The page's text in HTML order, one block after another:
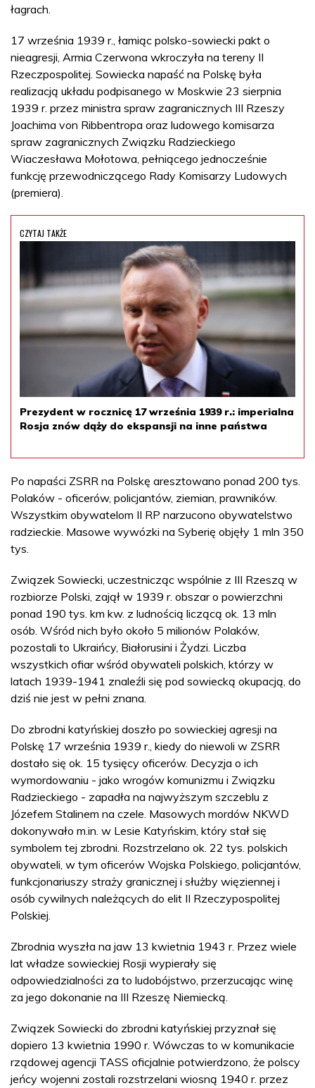
łagrach.
17 września 1939 r., łamiąc polsko-sowiecki pakt o
nieagresji, Armia Czerwona wkroczyła na tereny II
Rzeczpospolitej. Sowiecka napaść na Polskę była
realizacją układu podpisanego w Moskwie 23 sierpnia
1939 r. przez ministra spraw zagranicznych III Rzeszy
Joachima von Ribbentropa oraz ludowego komisarza
spraw zagranicznych Związku Radzieckiego
Wiaczesława Mołotowa, pełniącego jednocześnie
funkcję przewodniczącego Rady Komisarzy Ludowych
(premiera).
CZYTAJ TAKŻE
Prezydent w rocznicę 17 września 1939 r.: imperialna
Rosja znów dąży do ekspansji na inne państwa
Po napaści ZSRR na Polskę aresztowano ponad 200 tys.
Polaków - oficerów, policjantów, ziemian, prawników.
Wszystkim obywatelom II RP narzucono obywatelstwo
radzieckie. Masowe wywózki na Syberię objęły 1 mln 350
tys.
Związek Sowiecki, uczestnicząc wspólnie z III Rzeszą w
rozbiorze Polski, zajął w 1939 r. obszar o powierzchni
ponad 190 tys. km kw. z ludnością liczącą ok. 13 mln
osób. Wśród nich było około 5 milionów Polaków,
pozostali to Ukraińcy, Białorusini i Żydzi. Liczba
wszystkich ofiar wśród obywateli polskich, którzy w
latach 1939-1941 znaleźli się pod sowiecką okupacją, do
dziś nie jest w pełni znana.
Do zbrodni katyńskiej doszło po sowieckiej agresji na
Polskę 17 września 1939 r., kiedy do niewoli w ZSRR
dostało się ok. 15 tysięcy oficerów. Decyzja o ich
wymordowaniu - jako wrogów komunizmu i Związku
Radzieckiego - zapadła na najwyższym szczeblu z
Józefem Stalinem na czele. Masowych mordów NKWD
dokonywało m.in. w Lesie Katyńskim, który stał się
symbolem tej zbrodni. Rozstrzelano ok. 22 tys. polskich
obywateli, w tym oficerów Wojska Polskiego, policjantów,
funkcjonariuszy straży granicznej i służby więziennej i
osób cywilnych należących do elit II Rzeczypospolitej
Polskiej.
Zbrodnia wyszła na jaw 13 kwietnia 1943 r. Przez wiele
lat władze sowieckiej Rosji wypierały się
odpowiedzialności za to ludobójstwo, przerzucając winę
za jego dokonanie na III Rzeszę Niemiecką.
Związek Sowiecki do zbrodni katyńskiej przyznał się
dopiero 13 kwietnia 1990 r. Wówczas to w komunikacie
rządowej agencji TASS oficjalnie potwierdzono, że polscy
jeńcy wojenni zostali rozstrzelani wiosną 1940 r. przez